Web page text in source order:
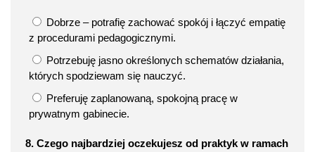
Dobrze – potrafię zachować spokój i łączyć empatię
z procedurami pedagogicznymi.
Potrzebuję jasno określonych schematów działania,
których spodziewam się nauczyć.
Preferuję zaplanowaną, spokojną pracę w
prywatnym gabinecie.
8. Czego najbardziej oczekujesz od praktyk w ramach